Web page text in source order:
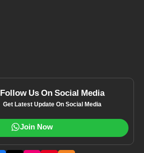
Follow Us On Social Media
Get Latest Update On Social Media
Join Now